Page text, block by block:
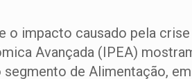
o impacto causado pela
Avançada (IPEA)
de Alimentação,